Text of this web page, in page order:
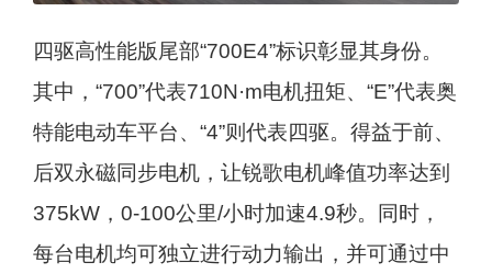
四驱高性能版尾部“700E4”标识彰显其身份。
其中，“700”代表710N·m电机扭矩、“E”代表奥
特能电动车平台、“4”则代表四驱。得益于前、
后双永磁同步电机，让锐歌电机峰值功率达到
375kW，0-100公里/小时加速4.9秒。同时，
每台电机均可独立进行动力输出，并可通过中